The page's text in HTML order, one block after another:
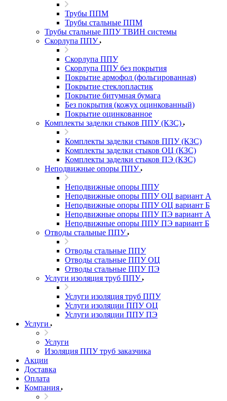
Трубы ППМ
Трубы стальные ППМ
Трубы стальные ППУ ТВИН системы
Скорлупа ППУ
Скорлупа ППУ
Скорлупа ППУ без покрытия
Покрытие армофол (фольгированная)
Покрытие стеклопластик
Покрытие битумная бумага
Без покрытия (кожух оцинкованный)
Покрытие оцинкованное
Комплекты заделки стыков ППУ (КЗС)
Комплекты заделки стыков ППУ (КЗС)
Комплекты заделки стыков ОЦ (КЗС)
Комплекты заделки стыков ПЭ (КЗС)
Неподвижные опоры ППУ
Неподвижные опоры ППУ
Неподвижные опоры ППУ ОЦ вариант А
Неподвижные опоры ППУ ОЦ вариант Б
Неподвижные опоры ППУ ПЭ вариант А
Неподвижные опоры ППУ ПЭ вариант Б
Отводы стальные ППУ
Отводы стальные ППУ
Отводы стальные ППУ ОЦ
Отводы стальные ППУ ПЭ
Услуги изоляция труб ППУ
Услуги изоляция труб ППУ
Услуги изоляции ППУ ОЦ
Услуги изоляции ППУ ПЭ
Услуги
Услуги
Изоляция ППУ труб заказчика
Акции
Доставка
Оплата
Компания